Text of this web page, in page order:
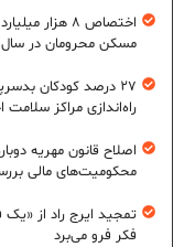
اختصاص ۸
مسکن محرومان در
۲۷ درصد کودکان
راه‌اندازی مراکز
اصلاح قانون مهریه
محکومیت‌های مالی
تمجید ایرج راد از
فکر فرو می‌برد